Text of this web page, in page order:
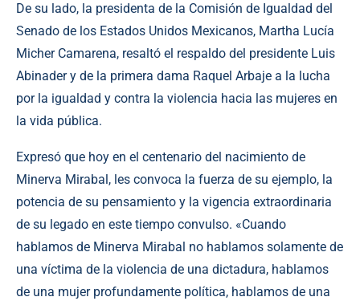
De su lado, la presidenta de la Comisión de Igualdad del
Senado de los Estados Unidos Mexicanos, Martha Lucía
Micher Camarena, resaltó el respaldo del presidente Luis
Abinader y de la primera dama Raquel Arbaje a la lucha
por la igualdad y contra la violencia hacia las mujeres en
la vida pública.
Expresó que hoy en el centenario del nacimiento de
Minerva Mirabal, les convoca la fuerza de su ejemplo, la
potencia de su pensamiento y la vigencia extraordinaria
de su legado en este tiempo convulso. «Cuando
hablamos de Minerva Mirabal no hablamos solamente de
una víctima de la violencia de una dictadura, hablamos
de una mujer profundamente política, hablamos de una